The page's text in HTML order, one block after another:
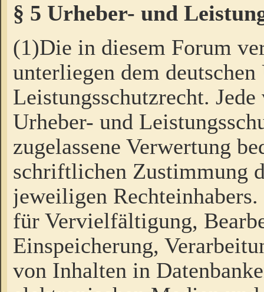
§ 5 Urheber- und
(1)Die in diesem Forum
unterliegen dem
Leistungsschutzrecht.
Urheber- und
zugelassene Verwertung
schriftlichen Zustimmung
jeweiligen
für Vervielfältigung,
Einspeicherung,
von Inhalten in